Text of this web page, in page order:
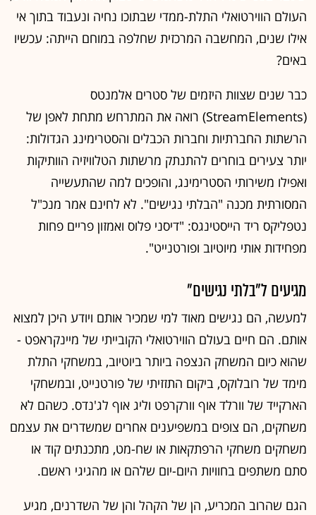
תוכן צעירים
בזמן שפייסבוק נואשת לחפש יוצרי תוכן צעירים כדי למשוך קהל
חדש לפלטפורמה המזדקנת, סטרים אלמנטס זיהו כבר לפני שנים
את הכוח שניתן בידיהם של שדרני וידאו עצמאיים • היום הם
מייצרים הכנסות של עשרות מיליוני דולרים מבניית קהלים ומגיוס
חסויות ממותגי ענק שרוצים להתחבר אל דור ה-Z - ה"בלתי ניתן
להשגה", הדור שאינו צופה בטלוויזיה - אפילו לא בנטפליקס
אסף גלעד
כשמייסדי הסטארט-אפ סטרים אלמנטס - דורון ניר, אור פרי,
שעבר בפני 3 מיליארד משתמשי פייסבוק את חזון המטא-וורס,
העולם הווירטואלי התלת-ממדי שבתוכו נחיה ונעבוד בתוך אי
אילו שנים, המחשבה המרכזית שחלפה במוחם הייתה: עכשיו
באים?
כבר שנים שצוות היזמים של סטרים אלמנטס
(StreamElements) רואה את המתרחש מתחת לאפן של
הרשתות החברתיות וחברות הכבלים והסטרימינג הגדולות: